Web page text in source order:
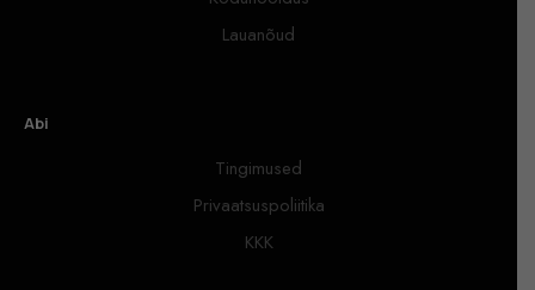
Lauanõud
Abi
Tingimused
Privaatsuspoliitika
KKK